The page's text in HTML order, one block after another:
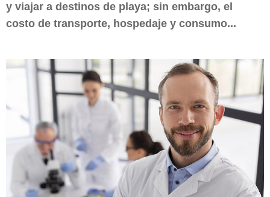
y viajar a destinos de playa; sin embargo, el
costo de transporte, hospedaje y consumo...